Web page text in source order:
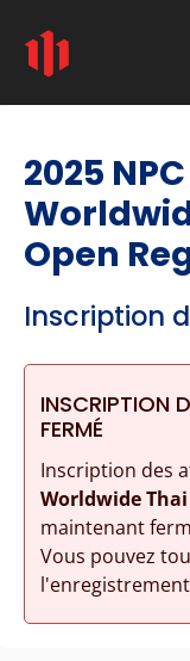
2025 NPC
Open
Inscription
INSCRIPTION
FERMÉ
Inscription des
Worldwide
maintenant
Vous pouvez